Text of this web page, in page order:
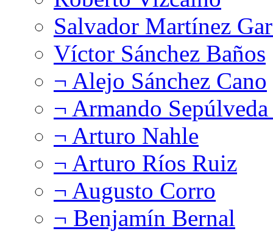
Salvador Martínez
Víctor Sánchez Baños
¬ Alejo Sánchez Cano
¬ Armando
¬ Arturo Nahle
¬ Arturo Ríos Ruiz
¬ Augusto Corro
¬ Benjamín Bernal